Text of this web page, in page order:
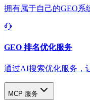
拥有属于自己的GEO系
GEO 排名优化服务
通过AI搜索优化服务，
MCP 服务